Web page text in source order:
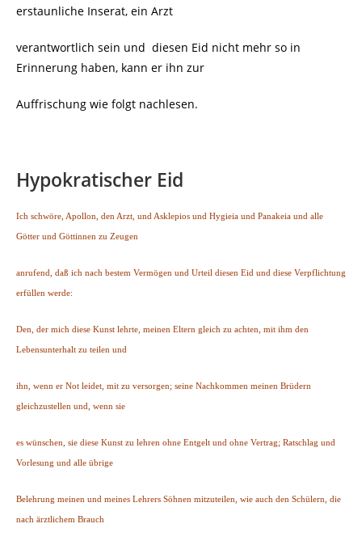
erstaunliche Inserat, ein Arzt
verantwortlich sein und diesen Eid nicht mehr so in
Erinnerung haben, kann er ihn zur
Auffrischung wie folgt nachlesen.
Hypokratischer Eid
Ich schwöre, Apollon, den Arzt, und Asklepios und Hygieia und Panakeia und alle
Götter und Göttinnen zu Zeugen
anrufend, daß ich nach bestem Vermögen und Urteil diesen Eid und diese Verpflichtung
erfüllen werde:
Den, der mich diese Kunst lehrte, meinen Eltern gleich zu achten, mit ihm den
Lebensunterhalt zu teilen und
ihn, wenn er Not leidet, mit zu versorgen; seine Nachkommen meinen Brüdern
gleichzustellen und, wenn sie
es wünschen, sie diese Kunst zu lehren ohne Entgelt und ohne Vertrag; Ratschlag und
Vorlesung und alle übrige
Belehrung meinen und meines Lehrers Söhnen mitzuteilen, wie auch den Schülern, die
nach ärztlichem Brauch